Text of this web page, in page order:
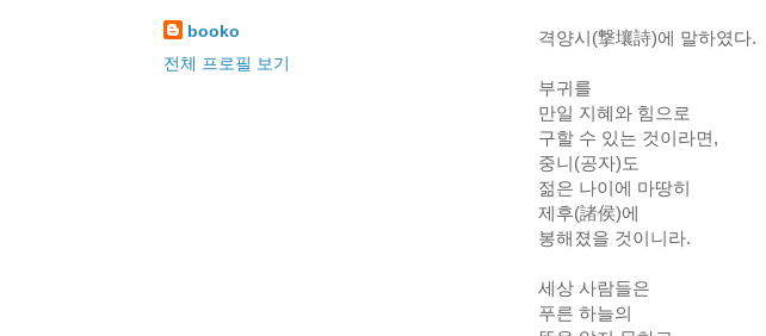
격양시(撃壤詩)에 말하였다.
부귀를
만일 지혜와 힘으로
구할 수 있는 것이라면,
중니(공자)도
젊은 나이에 마땅히
제후(諸侯)에
봉해졌을 것이니라.
세상 사람들은
푸른 하늘의
booko
전체 프로필 보기